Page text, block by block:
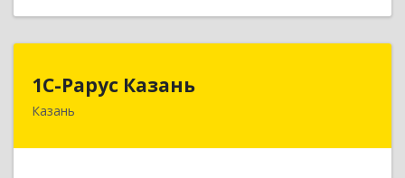
1С-Рарус Казань
Казань
420088, Татарстан Респ, Казань г, Победы пр-